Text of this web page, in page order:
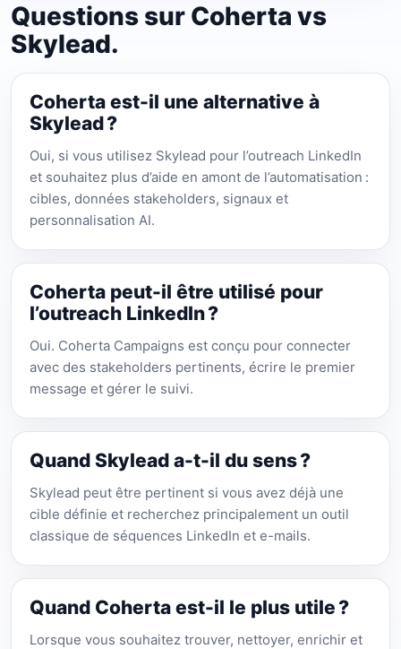
Questions sur Coherta vs
Skylead.
Coherta est-il une alternative à
Skylead ?
Oui, si vous utilisez Skylead pour l’outreach LinkedIn
et souhaitez plus d’aide en amont de l’automatisation :
cibles, données stakeholders, signaux et
personnalisation AI.
Coherta peut-il être utilisé pour
l’outreach LinkedIn ?
Oui. Coherta Campaigns est conçu pour connecter
avec des stakeholders pertinents, écrire le premier
message et gérer le suivi.
Quand Skylead a-t-il du sens ?
Skylead peut être pertinent si vous avez déjà une
cible définie et recherchez principalement un outil
classique de séquences LinkedIn et e-mails.
Quand Coherta est-il le plus utile ?
Lorsque vous souhaitez trouver, nettoyer, enrichir et